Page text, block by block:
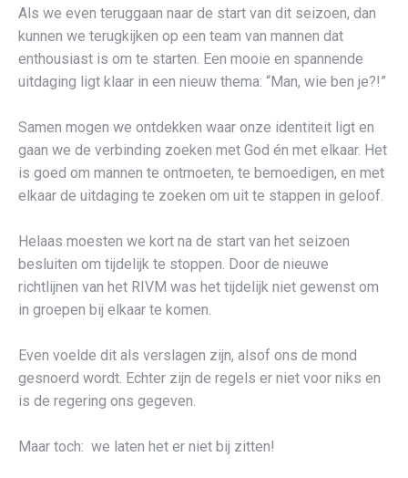
Als we even teruggaan naar de start van dit seizoen, dan
kunnen we terugkijken op een team van mannen dat
enthousiast is om te starten. Een mooie en spannende
uitdaging ligt klaar in een nieuw thema: “Man, wie ben je?!”
Samen mogen we ontdekken waar onze identiteit ligt en
gaan we de verbinding zoeken met God én met elkaar. Het
is goed om mannen te ontmoeten, te bemoedigen, en met
elkaar de uitdaging te zoeken om uit te stappen in geloof.
Helaas moesten we kort na de start van het seizoen
besluiten om tijdelijk te stoppen. Door de nieuwe
richtlijnen van het RIVM was het tijdelijk niet gewenst om
in groepen bij elkaar te komen.
Even voelde dit als verslagen zijn, alsof ons de mond
gesnoerd wordt. Echter zijn de regels er niet voor niks en
is de regering ons gegeven.
Maar toch: we laten het er niet bij zitten!